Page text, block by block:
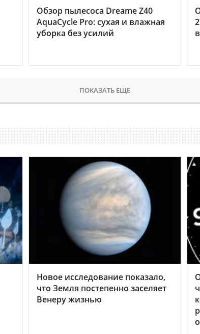
Обзор пылесоса Dreame Z40
AquaCycle Pro: сухая и влажная
уборка без усилий
ПОКАЗАТЬ ЕЩЕ
Новое исследование показало,
что Земля постепенно заселяет
Венеру жизнью